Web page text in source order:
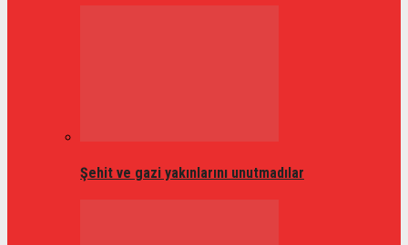
Şehit ve gazi yakınlarını unutmadılar